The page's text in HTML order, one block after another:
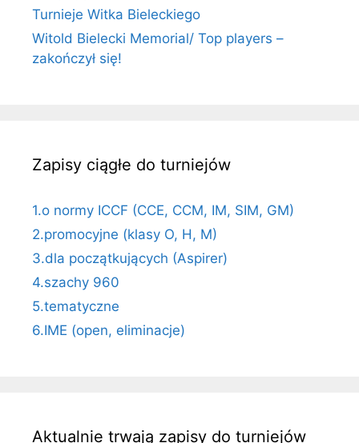
Turnieje Witka Bieleckiego
Witold Bielecki Memorial/ Top players –
zakończył się!
Zapisy ciągłe do turniejów
1.o normy ICCF (CCE, CCM, IM, SIM, GM)
2.promocyjne (klasy O, H, M)
3.dla początkujących (Aspirer)
4.szachy 960
5.tematyczne
6.IME (open, eliminacje)
Aktualnie trwają zapisy do turniejów